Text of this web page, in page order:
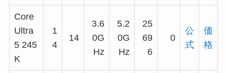
Core
Ultra
5 245
K
1
4
14
3.6
0G
Hz
5.2
0G
Hz
25
69
6
0
公
式
価
格